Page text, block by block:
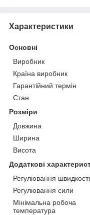
Характеристики
Основні
Виробник
Країна виробник
Гарантійний термін
Стан
Розміри
Довжина
Ширина
Висота
Додаткові
Регулювання швидкості
Регулювання сили
Мінімальна робоча
температура